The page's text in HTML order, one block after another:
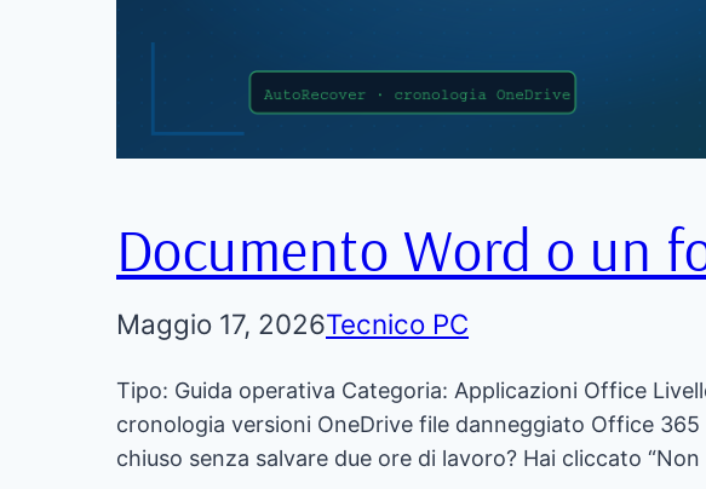
Documento Word o un
Maggio 17, 2026Tecnico PC
Tipo: Guida operativa Categoria: Applicazioni Office
cronologia versioni OneDrive file danneggiato Office
chiuso senza salvare due ore di lavoro? Hai cliccato